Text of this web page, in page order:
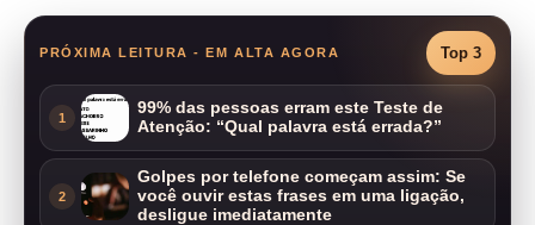
PRÓXIMA LEITURA - EM ALTA AGORA Top 3
1
99% das pessoas erram este Teste de
Atenção: “Qual palavra está errada?”
2
Golpes por telefone começam assim: Se
você ouvir estas frases em uma ligação,
desligue imediatamente